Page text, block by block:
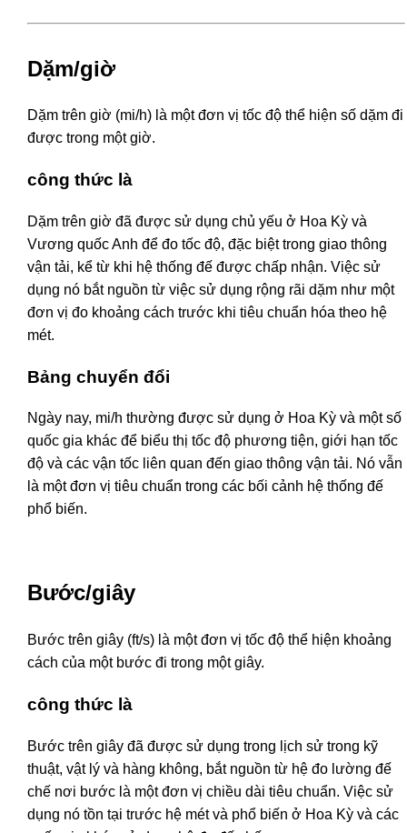
Dặm/giờ
Dặm trên giờ (mi/h) là một đơn vị tốc độ thể hiện số dặm đi
được trong một giờ.
công thức là
Dặm trên giờ đã được sử dụng chủ yếu ở Hoa Kỳ và
Vương quốc Anh để đo tốc độ, đặc biệt trong giao thông
vận tải, kể từ khi hệ thống đế được chấp nhận. Việc sử
dụng nó bắt nguồn từ việc sử dụng rộng rãi dặm như một
đơn vị đo khoảng cách trước khi tiêu chuẩn hóa theo hệ
mét.
Bảng chuyển đổi
Ngày nay, mi/h thường được sử dụng ở Hoa Kỳ và một số
quốc gia khác để biểu thị tốc độ phương tiện, giới hạn tốc
độ và các vận tốc liên quan đến giao thông vận tải. Nó vẫn
là một đơn vị tiêu chuẩn trong các bối cảnh hệ thống đế
phổ biến.
Bước/giây
Bước trên giây (ft/s) là một đơn vị tốc độ thể hiện khoảng
cách của một bước đi trong một giây.
công thức là
Bước trên giây đã được sử dụng trong lịch sử trong kỹ
thuật, vật lý và hàng không, bắt nguồn từ hệ đo lường đế
chế nơi bước là một đơn vị chiều dài tiêu chuẩn. Việc sử
dụng nó tồn tại trước hệ mét và phổ biến ở Hoa Kỳ và các